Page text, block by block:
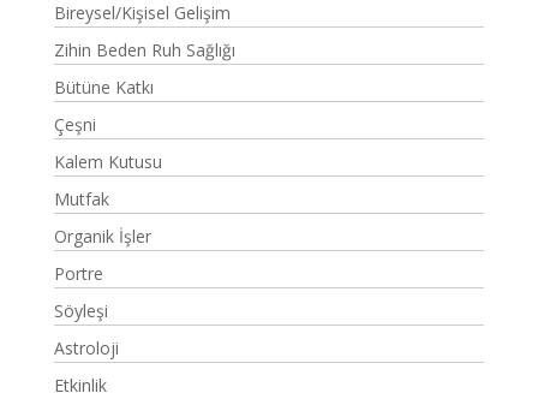
Bireysel/Kişisel Gelişim
Zihin Beden Ruh Sağlığı
Bütüne Katkı
Çeşni
Kalem Kutusu
Mutfak
Organik İşler
Portre
Söyleşi
Astroloji
Etkinlik